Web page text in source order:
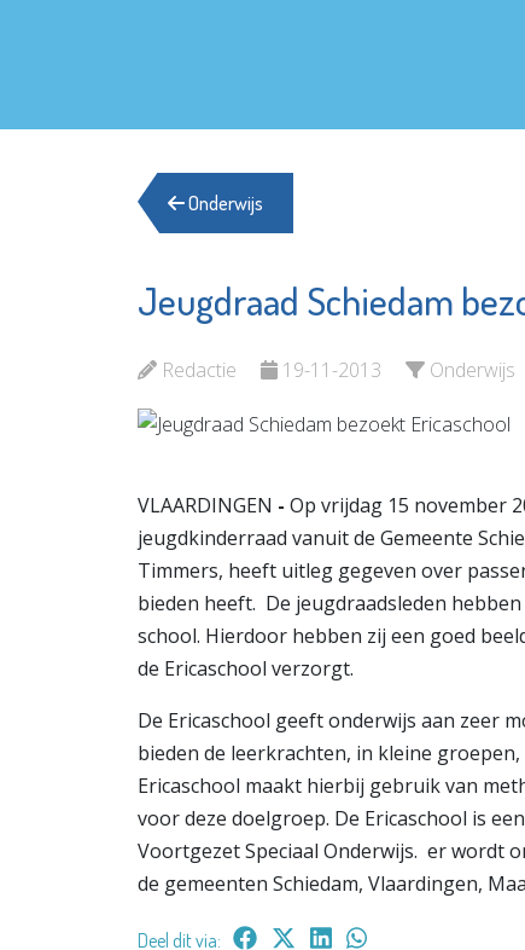
Onderwijs
Jeugdraad Schiedam
Redactie 19-11-2013 Onderwijs
VLAARDINGEN - Op vrijdag 15 november
jeugdkinderraad vanuit de Gemeente
Timmers, heeft uitleg gegeven over
bieden heeft. De jeugdraadsleden
school. Hierdoor hebben zij een goed
de Ericaschool verzorgt.
De Ericaschool geeft onderwijs aan zeer
bieden de leerkrachten, in kleine
Ericaschool maakt hierbij gebruik van
voor deze doelgroep. De Ericaschool is
Voortgezet Speciaal Onderwijs. er wordt
de gemeenten Schiedam, Vlaardingen,
Deel dit via:
Bekijk de pagina
Bekijk